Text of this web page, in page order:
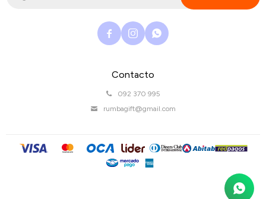
Contacto
092 370 995
rumbagift@gmail.com
  